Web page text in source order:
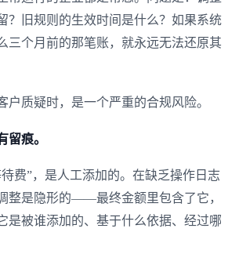
？旧规则的生效时间是什么？如果系统
三个月前的那笔账，就永远无法还原其
户质疑时，是一个严重的合规风险。
留痕。
费”，是人工添加的。在缺乏操作日志
整是隐形的——最终金额里包含了它，
是被谁添加的、基于什么依据、经过哪